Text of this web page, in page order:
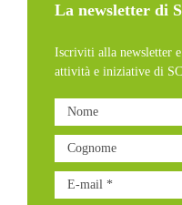
La newsletter di
Iscriviti alla newsletter
attività e iniziative di